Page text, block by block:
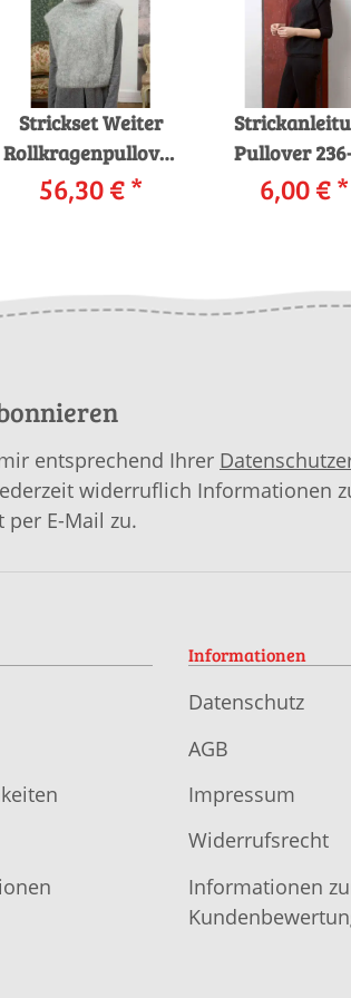
Strickset Weiter
Rollkragenpullover
Lang Yarns
MOHAIR LUXE mit
56,30 €*
Pullover
LANGYARNS
als download
6,00 €*
entsprechend Ihrer
widerruflich Informationen
E-Mail zu.
Informationen
Datenschutz
AGB
Impressum
Widerrufsrecht
Informationen